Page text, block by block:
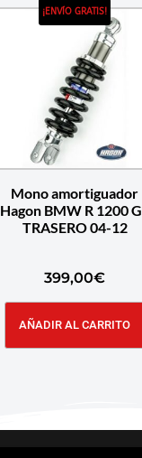
¡ENVÍO GRATIS!
Mono amortiguador
Hagon BMW R 1200 GS
TRASERO 04-12
399,00€
AÑADIR AL CARRITO